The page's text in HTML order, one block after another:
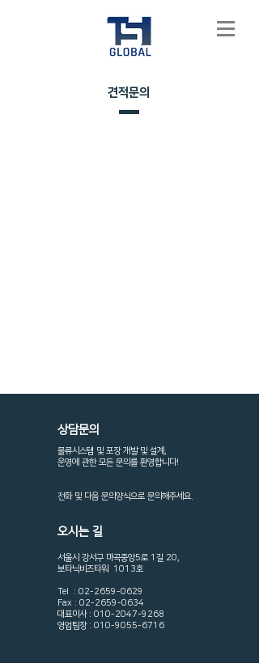
​견적문의
​상담문의
물류시스템 및 포장 개발 및 설계,
​운영에 관한 모든 문의를 환영합니다!
​전화 및 다음 문의양식으로 문의해주세요.
오시는 길
서울시 강서구 마곡중앙5로 1길 20,
보타닉비즈타워 1013호
Tel : 02-2659-0629
Fax : 02-2659-0634
대표이사 : 010-2047-9268
영업팀장: 010-9055-6716